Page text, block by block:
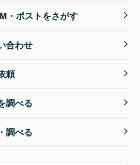
・ポストをさがす
合わせ
頼
調べる
調べる